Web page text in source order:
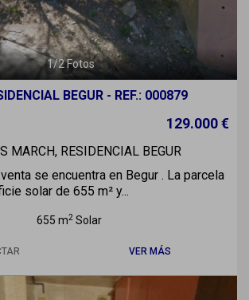
1/2Fotos
BEGUR - REF.: 000879
129.000 €
MARCH, RESIDENCIAL BEGUR
se encuentra en Begur . La parcela
solar de 655 m² y...
655 m2Solar
VER MÁS